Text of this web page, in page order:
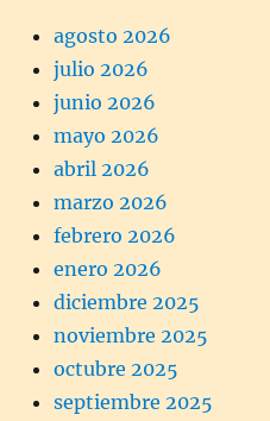
agosto 2026
julio 2026
junio 2026
mayo 2026
abril 2026
marzo 2026
febrero 2026
enero 2026
diciembre 2025
noviembre 2025
octubre 2025
septiembre 2025